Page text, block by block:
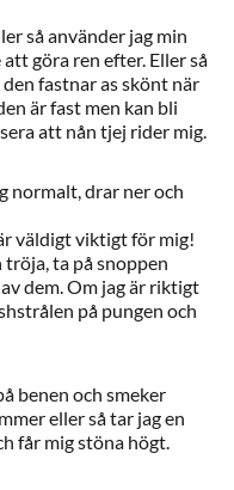
så använder jag min
göra ren efter. Eller så
fastnar as skönt när
är fast men kan bli
att nån tjej rider mig.
normalt, drar ner och
väldigt viktigt för mig!
tröja, ta på snoppen
dem. Om jag är riktigt
på pungen och
benen och smeker
eller så tar jag en
får mig stöna högt.